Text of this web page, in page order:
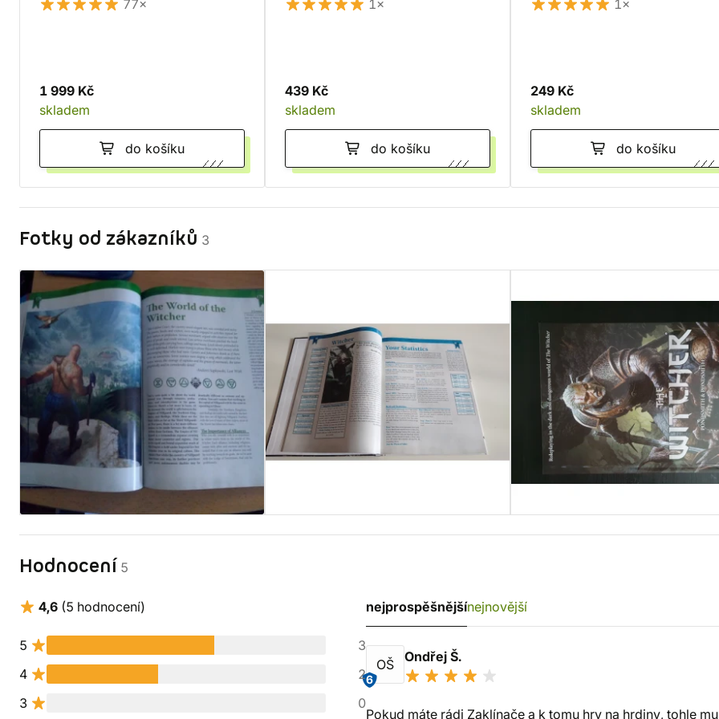
77×
1 999 Kč
skladem
do košíku
1×
439 Kč
skladem
do košíku
1×
249 Kč
skladem
do košíku
Fotky od zákazníků 3
Hodnocení 5
4,6 (5 hodnocení)
5
3
4
2
3
0
nejprospěšnějšínejnovější
OŠ
6
Ondřej Š.
Pokud máte rádi Zaklínače a k tomu hry na hrdiny, tohle